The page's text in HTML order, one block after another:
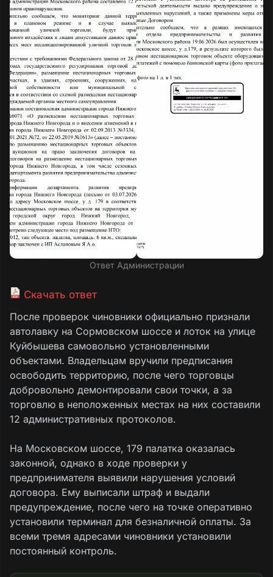
Ответ Администрации
Скачать ответ
После проверок чиновники официально признали
автолавку на Сормовском шоссе и лоток на улице
Куйбышева самовольно установленными
объектами. Владельцам вручили предписания
освободить территорию, после чего торговцы
добровольно демонтировали свои точки, а за
торговлю в неположенных местах на них составили
12 административных протоколов.
На Московском шоссе, 179 палатка оказалась
законной, однако в ходе проверки у
предпринимателя выявили нарушения условий
договора. Ему выписали штраф и выдали
предупреждение, после чего на точке оперативно
установили терминал для безналичной оплаты. За
всеми тремя адресами чиновники установили
постоянный контроль.